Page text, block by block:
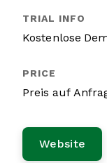
Kostenlose
Preis auf
Website